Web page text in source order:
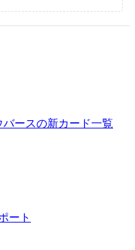
ースの新カード一覧
ート